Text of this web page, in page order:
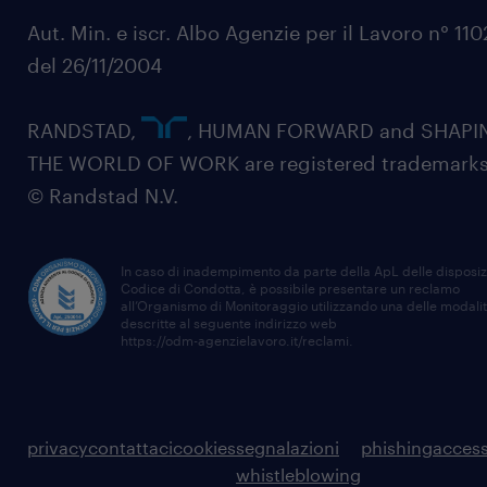
Aut. Min. e iscr. Albo Agenzie per il Lavoro n°
del 26/11/2004
RANDSTAD,
, HUMAN FORWARD and
THE WORLD OF WORK are registered
© Randstad N.V.
In caso di inadempimento da parte della ApL delle
Codice di Condotta, è possibile presentare un reclamo
all’Organismo di Monitoraggio utilizzando una delle
descritte al seguente indirizzo web
https://odm-agenzielavoro.it/reclami
privacycontattacicookiessegnalazioni
whistleblowing
phishing